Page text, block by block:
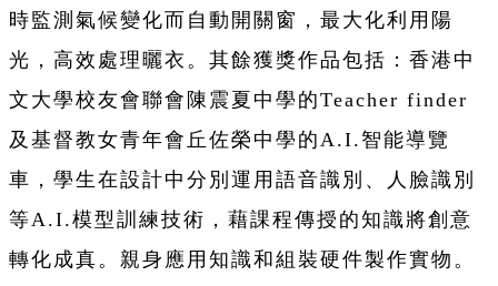
時監測氣候變化而自動開關窗，最大化利用陽
光，高效處理曬衣 。其餘獲獎作品包括：香港中
文大學校友會聯會陳震夏中學的Teacher finder
及基督教女青年會丘佐榮中學的A.I.智能導覽
車，學生在設計中分別運用語音識別、人臉識別
等A.I.模型訓練技術，藉課程傳授的知識將創意
轉化成真。親身應用知識和組裝硬件製作實物。